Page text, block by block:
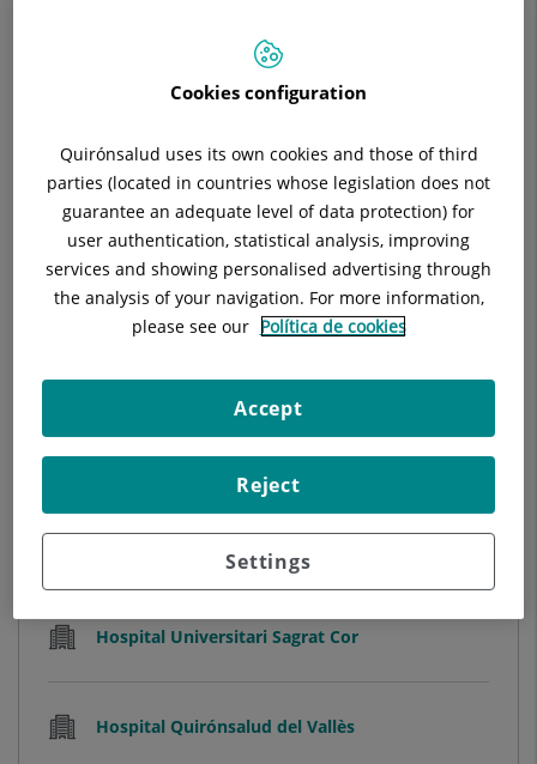
Hospital Universitari General de Catalunya
Veure Fitxa
Veure més especialistes aBarcelona
Medicina Física i Rehabilitació
Hospital Universitari Sagrat Cor
Hospital Quirónsalud del Vallès
Cookies configuration
Quirónsalud uses its own cookies and those of third
parties (located in countries whose legislation does not
guarantee an adequate level of data protection) for
user authentication, statistical analysis, improving
services and showing personalised advertising through
the analysis of your navigation. For more information,
please see our Política de cookies
Settings
Reject
Accept